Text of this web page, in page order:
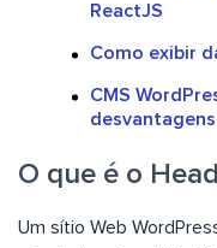
ReactJS
Como exibir
CMS
desvantagens
O que é o
Um sítio Web